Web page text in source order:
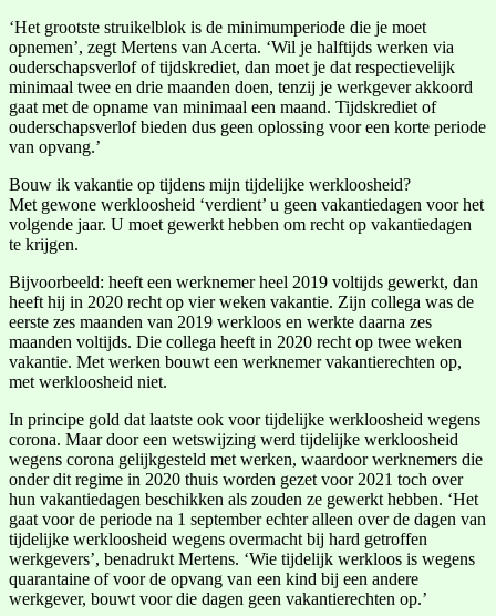
‘Het grootste struikelblok is de minimumperiode die je moet
opnemen’, zegt Mertens van Acerta. ‘Wil je halftijds werken via
ouderschapsverlof of tijdskrediet, dan moet je dat respectievelijk
minimaal twee en drie maanden doen, tenzij je werkgever akkoord
gaat met de opname van minimaal een maand. Tijdskrediet of
ouderschapsverlof bieden dus geen oplossing voor een korte periode
van opvang.’
Bouw ik vakantie op tijdens mijn tijdelijke werkloosheid?
Met gewone werkloosheid ‘verdient’ u geen vakantiedagen voor het
volgende jaar. U moet gewerkt hebben om recht op vakantiedagen
te krijgen.
Bijvoorbeeld: heeft een werknemer heel 2019 voltijds gewerkt, dan
heeft hij in 2020 recht op vier weken vakantie. Zijn collega was de
eerste zes maanden van 2019 werkloos en werkte daarna zes
maanden voltijds. Die collega heeft in 2020 recht op twee weken
vakantie. Met werken bouwt een werknemer vakantierechten op,
met werkloosheid niet.
In principe gold dat laatste ook voor tijdelijke werkloosheid wegens
corona. Maar door een wetswijzing werd tijdelijke werkloosheid
wegens corona gelijkgesteld met werken, waardoor werknemers die
onder dit regime in 2020 thuis worden gezet voor 2021 toch over
hun vakantiedagen beschikken als zouden ze gewerkt hebben. ‘Het
gaat voor de periode na 1 september echter alleen over de dagen van
tijdelijke werkloosheid wegens overmacht bij hard getroffen
werkgevers’, benadrukt Mertens. ‘Wie tijdelijk werkloos is wegens
quarantaine of voor de opvang van een kind bij een andere
werkgever, bouwt voor die dagen geen vakantierechten op.’